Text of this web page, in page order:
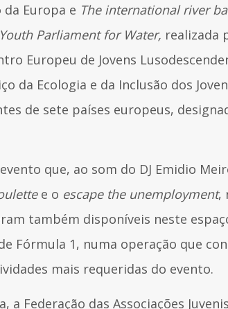
Europa e The international river
Parliament for Water, realizada
Europeu de Jovens
da Ecologia e da Inclusão dos
de sete países europeus,
que, ao som do DJ Emidio
e o escape the unemployment,
também disponíveis neste
Fórmula 1, numa operação que
mais requeridas do evento.
Federação das Associações